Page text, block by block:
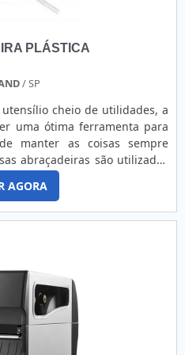
PLÁSTICA
/ SP
uma ótima ferramenta para
manter as coisas sempre
tamanhos e podem ser
manter a organização, em
usos surpreendentes.
No comércio, elas
a abraçadeira plástica é
Lacre; Proteção de
de produtos;
a decoração de uma festa no
AGORA